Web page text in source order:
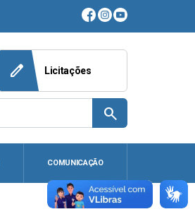
edit Licitações
search
COMUNICAÇÃO